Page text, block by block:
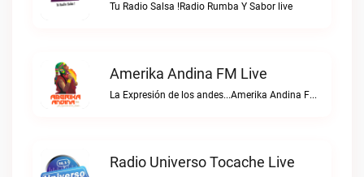
Tu Radio Salsa !Radio Rumba Y Sabor live
Amerika Andina FM Live
La Expresión de los andes...Amerika Andina FM live
Radio Universo Tocache Live